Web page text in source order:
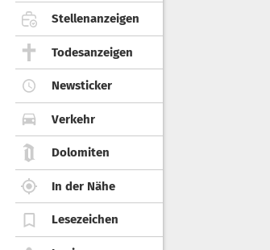
Stellenanzeigen
Todesanzeigen
Newsticker
Verkehr
Dolomiten
In der Nähe
Lesezeichen